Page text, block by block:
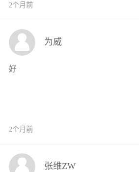
项目三物理防治机械的使用与维护91
任务2高压杀虫灯的使用与维护96
附录植保机械的管理与使用101
2个月前
为威
好
2个月前
张维ZW